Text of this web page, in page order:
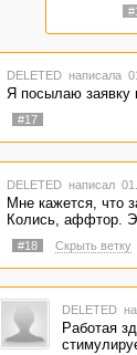
DELETED написала
Я посылаю заявку
#17
DELETED написал
Мне кажется, что
Колись, аффтор.
#18 Скрыть ветку
DELETED
Работая